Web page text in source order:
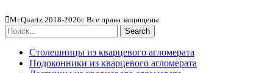
Mr.Quartz 2018-2026г. Все права защищены.
Search
Столешницы из кварцевого агломерата
Подоконники из кварцевого агломерата